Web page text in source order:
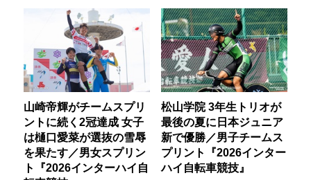
山崎帝輝がチームスプリ
ントに続く2冠達成 女子
は樋口愛菜が選抜の雪辱
を果たす／男女スプリン
ト『2026インターハイ自
松山学院 3年生トリオが
最後の夏に日本ジュニア
新で優勝／男子チームス
プリント『2026インター
ハイ自転車競技』